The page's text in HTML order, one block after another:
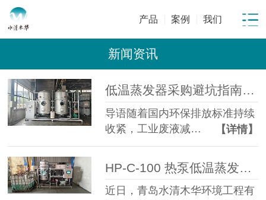
产品 案例 我们
新闻资讯
低温蒸发器采购避坑指南：工业废水蒸发设备选型10大坑
导语随着国内环保排放标准持续
收紧，工业废液减…
【详情】
近日，青岛水清木华环境工程有